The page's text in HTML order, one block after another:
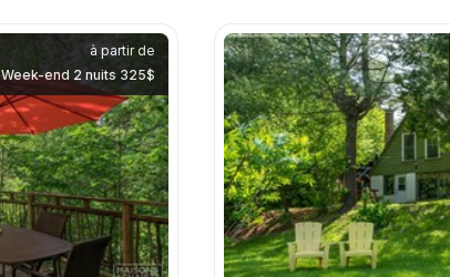
à partir de
Week-end 2 nuits 325$